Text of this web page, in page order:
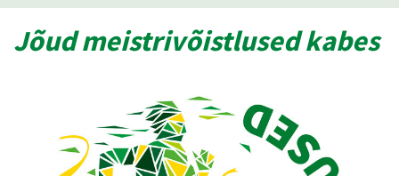
Jõud meistrivõistlused kabes